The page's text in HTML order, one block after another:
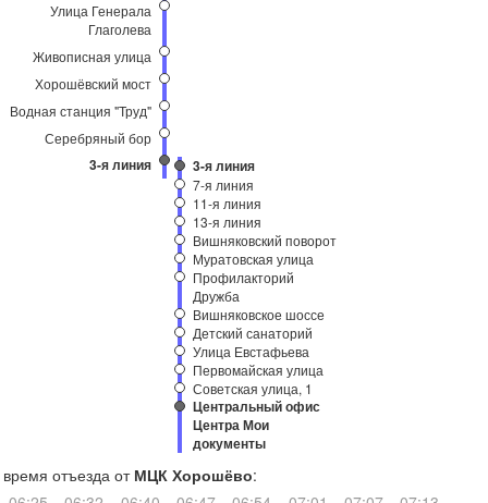
Улица Генерала
Глаголева
Живописная улица
Хорошёвский мост
Водная станция "Труд"
Серебряный бор
3-я линия 3-я линия
7-я линия
11-я линия
13-я линия
Вишняковский поворот
Муратовская улица
Профилакторий
Дружба
Вишняковское шоссе
Детский санаторий
Улица Евстафьева
Первомайская улица
Советская улица, 1
Центральный офис
Центра Мои
документы
время отъезда от МЦК Хорошёво: